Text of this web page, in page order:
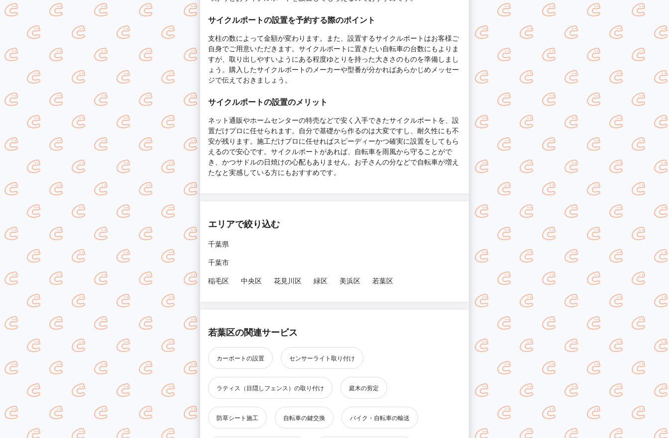
サイクルポートの設置を予約する際のポイント
支柱の数によって金額が変わります。また、設置するサイクルポートはお客様ご
自身でご用意いただきます。サイクルポートに置きたい自転車の台数にもよりま
すが、取り出しやすいようにある程度ゆとりを持った大きさのものを準備しまし
ょう。購入したサイクルポートのメーカーや型番が分かればあらかじめメッセー
ジで伝えておきましょう。
サイクルポートの設置のメリット
ネット通販やホームセンターの特売などで安く入手できたサイクルポートを、設
置だけプロに任せられます。自分で基礎から作るのは大変ですし、耐久性にも不
安が残ります。施工だけプロに任せればスピーディーかつ確実に設置をしてもら
えるので安心です。サイクルポートがあれば、自転車を雨風から守ることがで
き、かつサドルの日焼けの心配もありません。お子さんの分などで自転車が増え
たなと実感している方にもおすすめです。
エリアで絞り込む
千葉県
千葉市
稲毛区
中央区 花見川区 緑区 美浜区 若葉区
若葉区の関連サービス
カーポートの設置 センサーライト取り付け
ラティス（目隠しフェンス）の取り付け 庭木の剪定
防草シート施工 自転車の鍵交換 バイク・自転車の輸送